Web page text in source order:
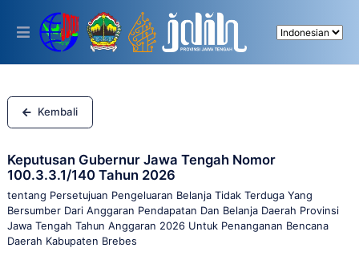
This
includes
accessibility
system.
Kembali
Keputusan Gubernur Jawa Tengah Nomor
100.3.3.1/140 Tahun 2026
tentang Persetujuan Pengeluaran Belanja Tidak Terduga Yang
Bersumber Dari Anggaran Pendapatan Dan Belanja Daerah Provinsi
Jawa Tengah Tahun Anggaran 2026 Untuk Penanganan Bencana
Daerah Kabupaten Brebes